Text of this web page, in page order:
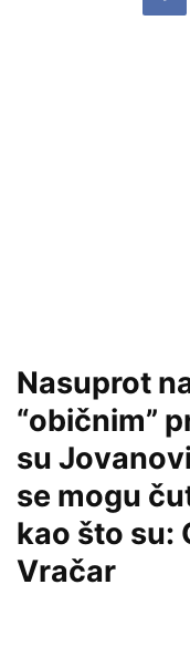
Nasuprot
“običnim”
su
se mogu
kao što su:
Vračar